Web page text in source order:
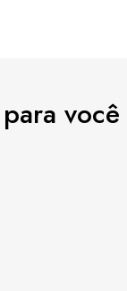
você